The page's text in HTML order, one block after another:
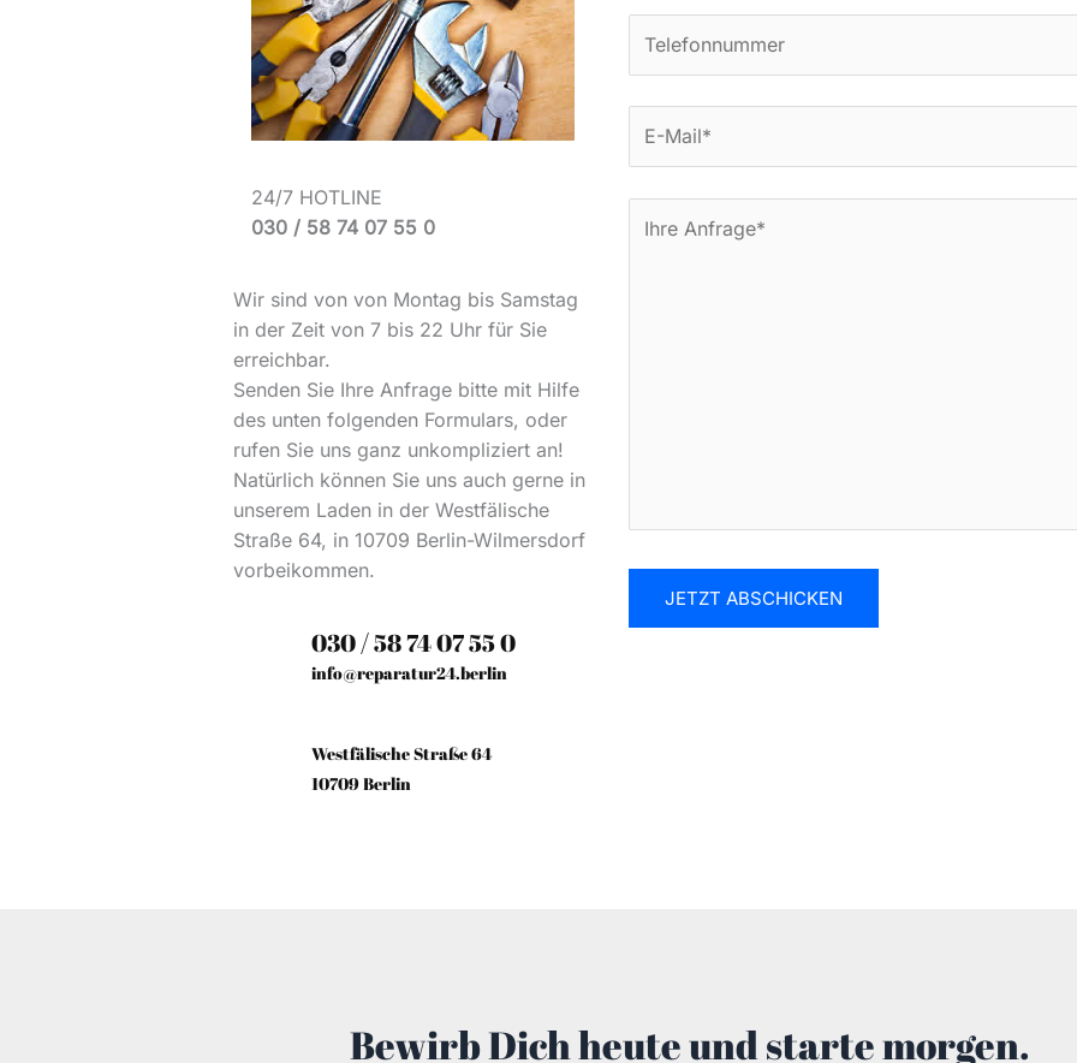
24/7 HOTLINE
030 / 58 74 07 55 0
Wir sind von von Montag bis Samstag
in der Zeit von 7 bis 22 Uhr für Sie
erreichbar.
Senden Sie Ihre Anfrage bitte mit Hilfe
des unten folgenden Formulars, oder
rufen Sie uns ganz unkompliziert an!
Natürlich können Sie uns auch gerne in
unserem Laden in der Westfälische
Straße 64, in 10709 Berlin-Wilmersdorf
vorbeikommen.
030 / 58 74 07 55 0
info@reparatur24.berlin
Westfälische Straße 64
10709 Berlin
Bewirb Dich heute und starte morgen.